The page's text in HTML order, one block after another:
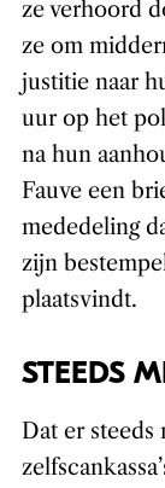
ze verhoord
ze om
justitie naar
uur op het
na hun
Fauve een
mededeling
zijn
plaatsvindt.
STEEDS
Dat er steeds